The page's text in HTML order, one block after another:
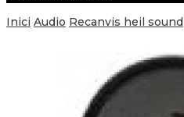
Inici Audio Recanvis heil sound